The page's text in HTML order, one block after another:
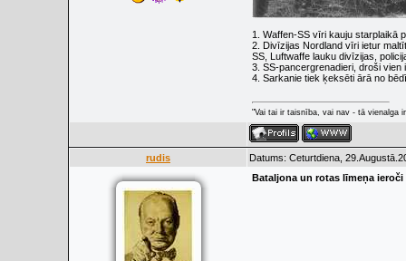
1. Waffen-SS vīri kauju starplaikā
2. Divīzijas Nordland vīri ietur
SS, Luftwaffe lauku divīzijas,
3. SS-pancergrenadieri, droši
4. Sarkanie tiek ķeksēti ārā no
"Vai tai ir taisnība, vai nav - tā vienalga
rudis Datums: Ceturtdiena,
Bataljona un rotas līmeņa